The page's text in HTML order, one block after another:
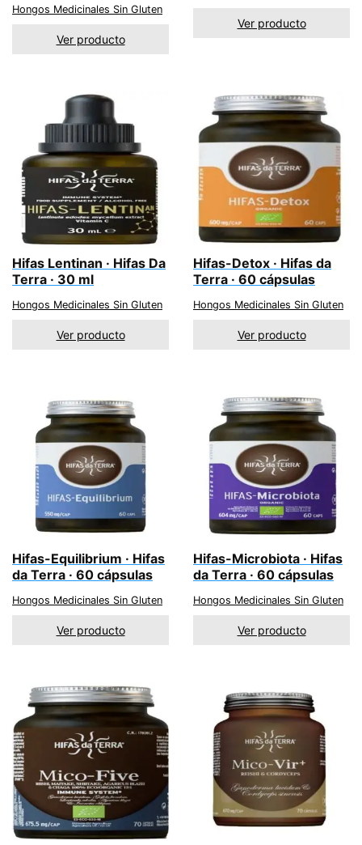
Hongos Medicinales Sin Gluten
Ver producto
Ver producto
Hifas Lentinan · Hifas Da
Terra · 30 ml
Hongos Medicinales Sin Gluten
Ver producto
Hifas-Detox · Hifas da
Terra · 60 cápsulas
Hongos Medicinales Sin Gluten
Ver producto
Hifas-Equilibrium · Hifas
da Terra · 60 cápsulas
Hongos Medicinales Sin Gluten
Ver producto
Hifas-Microbiota · Hifas
da Terra · 60 cápsulas
Hongos Medicinales Sin Gluten
Ver producto